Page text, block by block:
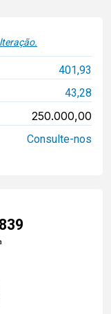
401,93
43,28
250.000,00
Consulte-nos